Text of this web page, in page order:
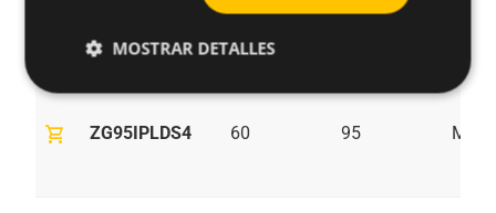
shopping_cart ZG95IPLDS4 60 95 M10
MOSTRAR DETALLES